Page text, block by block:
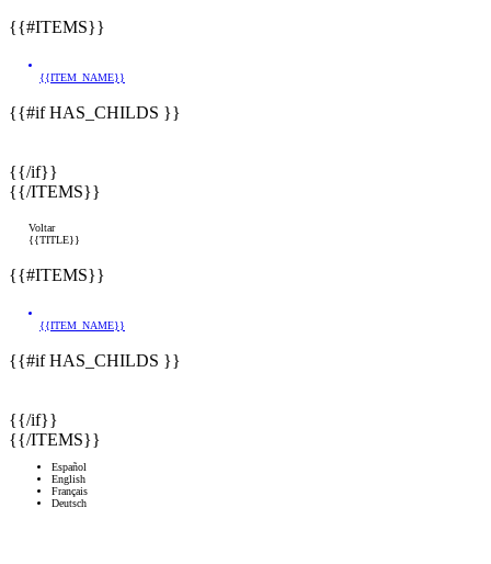
{{#ITEMS}}
{{ITEM_NAME}}
{{#if HAS_CHILDS }}
{{/if}}
{{/ITEMS}}
Voltar
{{TITLE}}
{{#ITEMS}}
{{ITEM_NAME}}
{{#if HAS_CHILDS }}
{{/if}}
{{/ITEMS}}
Español
English
Français
Deutsch